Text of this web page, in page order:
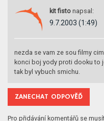
kit fisto napsal:
9.7.2003 (1:49)
nezda se vam ze sou filmy
konci boj yody proti dooku to
tak byl vybuch smichu.
ZANECHAT ODPOVĚĎ
Pro přidávání komentářů se